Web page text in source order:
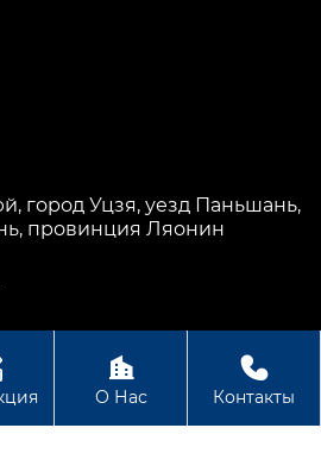
город Уцзя, уезд Паньшань,
провинция Ляонин
Паньцзинь Хуаньбан

О Нас

Контакты